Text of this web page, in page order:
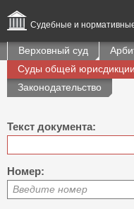
Судебные и
Верховный суд
Суды общей юрисдикции
Законодательство
Текст документа:
Номер:
Введите номер